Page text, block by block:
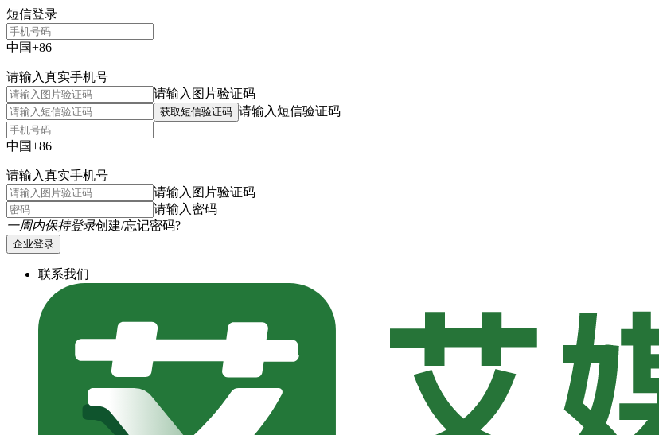
短信登录
中国+86
请输入真实手机号
请输入图片验证码
获取短信验证码 请输入短信验证码
中国+86
请输入真实手机号
请输入图片验证码
请输入密码
一周内保持登录创建/忘记密码?
企业登录
联系我们